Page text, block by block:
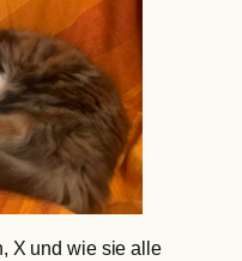
X und wie sie alle